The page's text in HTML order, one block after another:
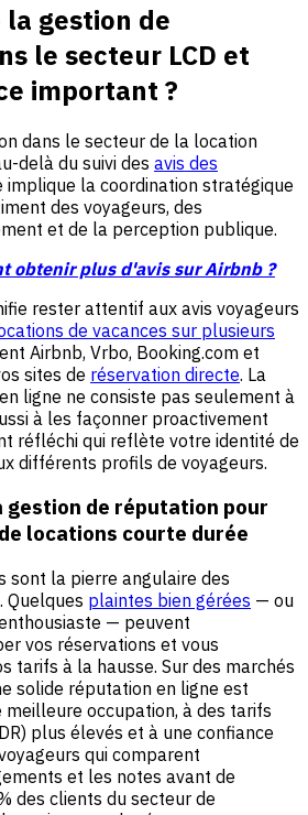
gestion de
le secteur LCD et
important ?
dans le secteur de la location
delà du suivi des avis des
implique la coordination stratégique
des voyageurs, des
et de la perception publique.
obtenir plus d'avis sur Airbnb ?
rester attentif aux avis voyageurs
de vacances sur plusieurs
Airbnb, Vrbo, Booking.com et
sites de réservation directe. La
ligne ne consiste pas seulement à
à les façonner proactivement
réfléchi qui reflète votre identité de
différents profils de voyageurs.
gestion de réputation pour
locations courte durée
sont la pierre angulaire des
Quelques plaintes bien gérées — ou
— peuvent
vos réservations et vous
tarifs à la hausse. Sur des marchés
solide réputation en ligne est
occupation, à des tarifs
plus élevés et à une confiance
qui comparent
et les notes avant de
des clients du secteur de